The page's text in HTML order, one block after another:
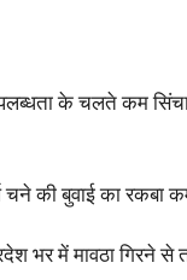
के चलते कम
चने की बुवाई का रकबा
भर में मावठा गिरने से